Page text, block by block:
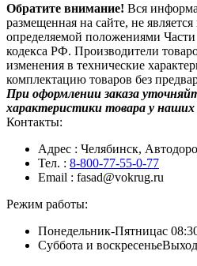
Обратите внимание! Вся
размещенная на сайте, не
определяемой положениями
кодекса РФ. Производители
изменения в технические
комплектацию товаров без
При оформлении заказа
характеристики товара у
Контакты:
Адрес : Челябинск,
Тел. : 8-800-77-55-0-77
Email : fasad@vokrug.ru
Режим работы:
Понедельник-Пятницас
Суббота и воскресенье